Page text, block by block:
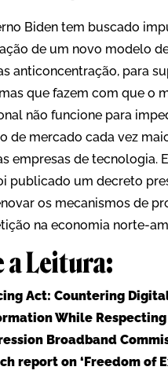
Biden tem buscado
de um novo modelo
anticoncentração, para
que fazem com que o
não funcione para
de mercado cada vez
empresas de tecnologia.
publicado um decreto
os mecanismos de
na economia norte-
a Leitura:
Act: Countering
While
Broadband
report on ‘Freedom of